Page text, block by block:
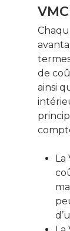
VMC
de
ainsi